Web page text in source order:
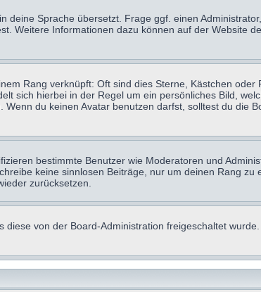
Sprache übersetzt. Frage ggf. einen
Weitere Informationen dazu können auf der Website
Rang verknüpft: Oft sind dies Sterne, Kästchen oder
sich hierbei in der Regel um ein persönliches Bild,
du keinen Avatar benutzen darfst, solltest du die
bestimmte Benutzer wie Moderatoren und
keine sinnlosen Beiträge, nur um deinen Rang
zurücksetzen.
von der Board-Administration freigeschaltet